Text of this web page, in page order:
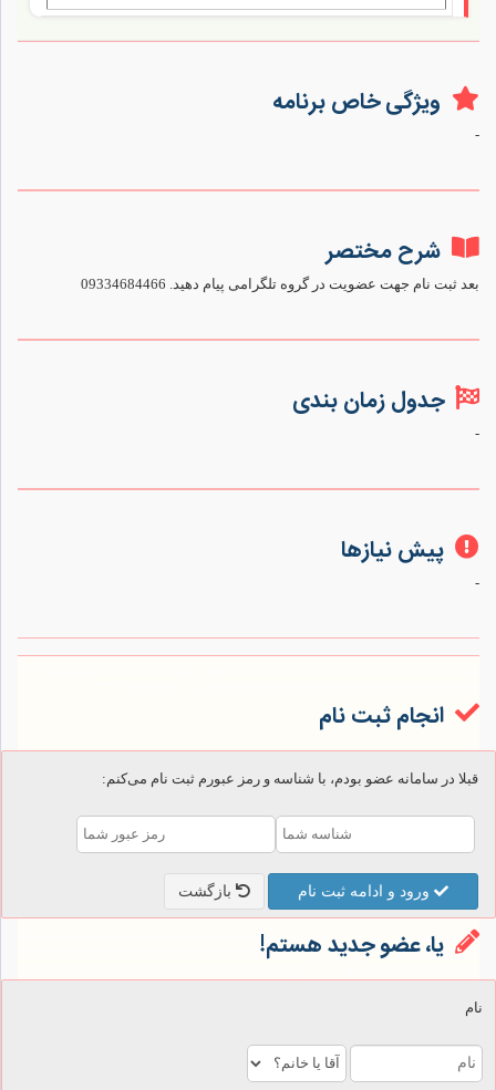
ویژگی خاص برنامه
-
شرح مختصر
بعد ثبت نام جهت عضویت در گروه تلگرامی پیام دهید. 09334684466
جدول زمان بندی
-
پیش نیازها
-
انجام ثبت نام
قبلا در سامانه عضو بودم، با شناسه و رمز عبورم ثبت نام می‌کنم:
ورود و ادامه ثبت نام بازگشت
یا، عضو جدید هستم!
نام